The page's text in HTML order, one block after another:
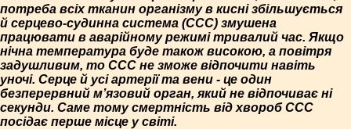
потреба всіх тканин організму в кисні збільшується
й серцево-судинна система (ССС) змушена
працювати в аварійному режимі тривалий час. Якщо
нічна температура буде також високою, а повітря
задушливим, то ССС не зможе відпочити навіть
уночі. Серце й усі артерії та вени - це один
безперервний м’язовий орган, який не відпочиває ні
секунди. Саме тому смертність від хвороб ССС
посідає перше місце у світі.